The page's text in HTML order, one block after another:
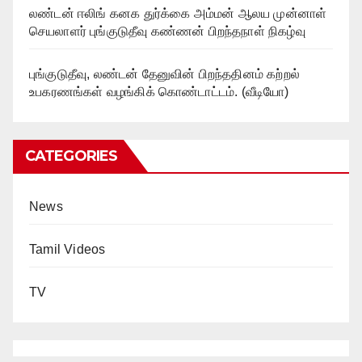
லண்டன் ஈலிங் கனக துர்க்கை அம்மன் ஆலய முன்னாள்
செயலாளர் புங்குடுதீவு கண்ணன் பிறந்தநாள் நிகழ்வு
புங்குடுதீவு, லண்டன் தேனுவின் பிறந்ததினம் கற்றல்
உபகரணங்கள் வழங்கிக் கொண்டாட்டம். (வீடியோ)
CATEGORIES
News
Tamil Videos
TV